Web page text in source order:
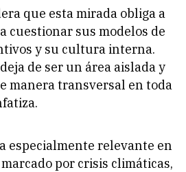
que esta mirada obliga a
cuestionar sus modelos de
y su cultura interna.
deja de ser un área aislada y
manera transversal en toda
especialmente relevante en
por crisis climáticas,